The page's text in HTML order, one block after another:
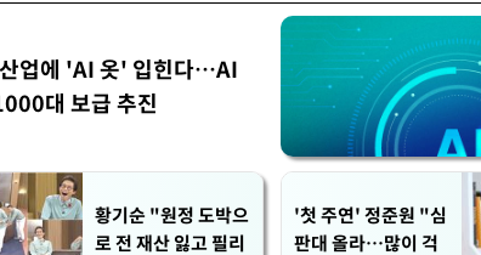
업에 'AI 옷' 입힌다…AI
대 보급 추진
황기순 "원정 도박으
로 전 재산 잃고 필리
'첫 주연' 정준원 "심
판대 올라…많이 걱